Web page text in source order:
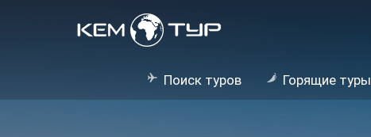
Поиск туров Горящие туры